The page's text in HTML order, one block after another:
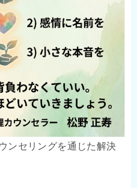
ンセリングを通じた解決